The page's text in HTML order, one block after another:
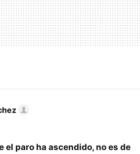
el paro ha ascendido, no es de